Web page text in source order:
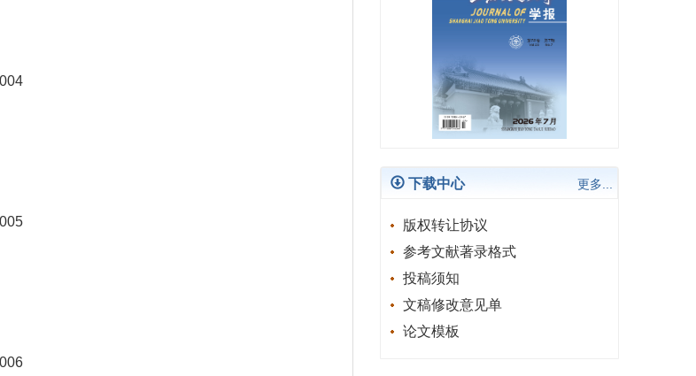
2025年第59卷全年目次
下载中心 更多...
版权转让协议
参考文献著录格式
投稿须知
文稿修改意见单
论文模板